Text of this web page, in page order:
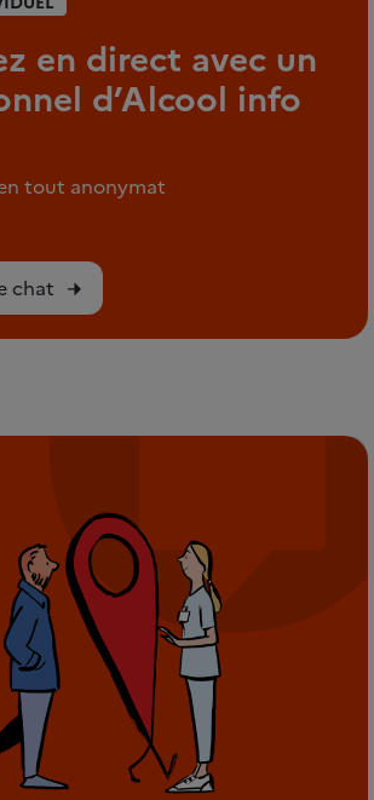
en direct avec un
d’Alcool info
tout anonymat
chat